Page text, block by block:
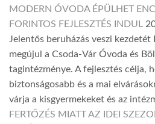
MODERN ÓVODA ÉPÜLHET
FORINTOS FEJLESZTÉS INDUL
Jelentős beruházás veszi kezdetét
megújul a Csoda-Vár Óvoda és
tagintézménye. A fejlesztés célja,
biztonságosabb és a mai
várja a kisgyermekeket és az
FERTŐZÉS MIATT AZ IDEI